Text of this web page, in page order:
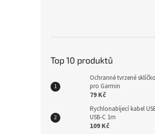
Top 10 produktů
Ochranné tvrzené
pro Garmin
79 Kč
Rychlonabíjecí kabel
USB-C 1m
109 Kč